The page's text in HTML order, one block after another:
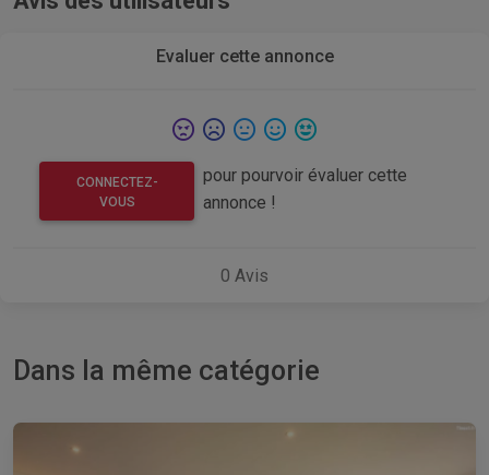
Evaluer cette annonce
CONNECTEZ-
VOUS
pour pourvoir évaluer cette
annonce !
0 Avis
Dans la même catégorie